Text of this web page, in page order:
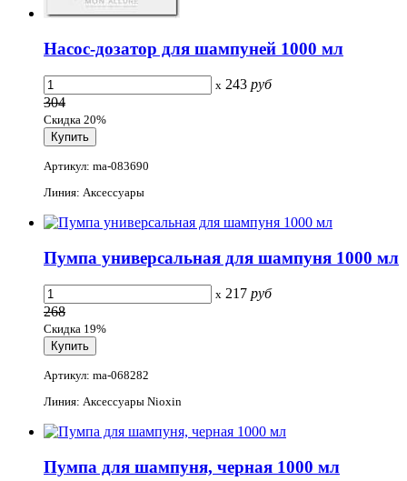
Насос-дозатор для шампуней 1000 мл
x 243 руб
304
Скидка 20%
Артикул: ma-083690
Линия: Аксессуары
Пумпа универсальная для шампуня 1000 мл
x 217 руб
268
Скидка 19%
Артикул: ma-068282
Линия: Аксессуары Nioxin
Пумпа для шампуня, черная 1000 мл